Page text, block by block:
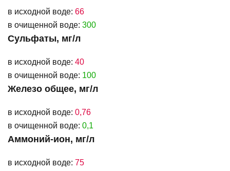
в исходной воде: 66
в очищенной воде: 300
Сульфаты, мг/л
в исходной воде: 40
в очищенной воде: 100
Железо общее, мг/л
в исходной воде: 0,76
в очищенной воде: 0,1
Аммоний-ион, мг/л
в исходной воде: 75